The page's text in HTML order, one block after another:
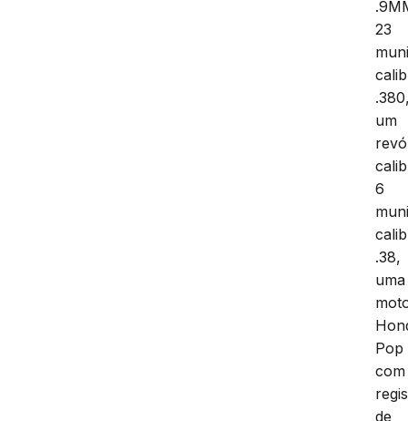
23
um
6
.38,
uma
Pop
com
de